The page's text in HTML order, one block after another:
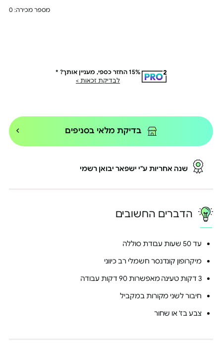
מספר מכירה: 0
עד 15% החזר כספי על
בצירוף בן/בת זוג מחשבון בנק
משותף נהנים מהחזר כספי גבוה
*בתשלום בכרטיס אשראי הייטקזון
בסטטוס PRO² ובכפוף לתקנון PRO²
15% החזר כספי, מעניין אותך? *
לבדיקת זכאות >
בדיקת מלאי בסניפים
שנה אחריות ע"י ישפאר יבואן רשמי
הדברים החשובים
עד 50 שעות עבודת סוללה
מיקרופון קונדנסר חשמלי רב כיווני
3 דקות טעינה מאפשרות 90 דקות עבודה
חיבור לשני מקורות במקביל
צבע בז' או שחור